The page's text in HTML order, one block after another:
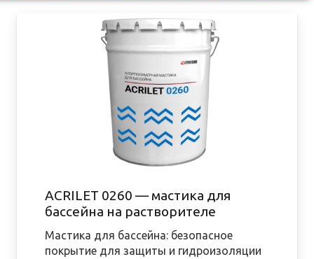
ACRILET 0260 — мастика для
бассейна на растворителе
Мастика для бассейна: безопасное
покрытие для защиты и гидроизоляции